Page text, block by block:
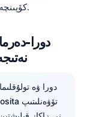
كۆپىنچە ئەڭ ياخشى كېيىنكى ئوقۇش ھېسابلىنىدۇ.
دورا-
دورا ۋە